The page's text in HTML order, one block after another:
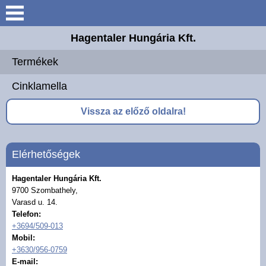
Belépés / Regisztráció
Bemutatkozás
Termékek
Referenciák
Letöltések
Hagentaler Hungária Kft.
Termékek
Cinklamella
Vissza az előző oldalra!
Elérhetőségek
Hagentaler Hungária Kft.
9700 Szombathely,
Varasd u. 14.
Telefon:
+3694/509-013
Mobil:
+3630/956-0759
E-mail: